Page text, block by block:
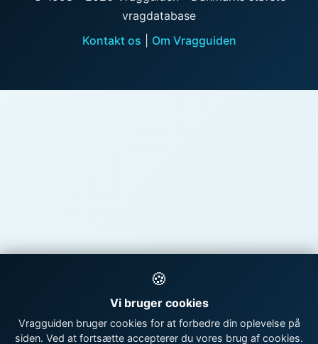
vragdatabase
Kontakt os
Om Vragguiden
🍪
Vi bruger cookies
Vragguiden bruger cookies for at forbedre din oplevelse på
siden. Ved at fortsætte accepterer du vores brug af cookies.